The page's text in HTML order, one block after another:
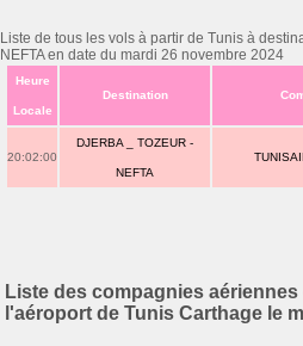
Liste de tous les vols à partir de Tunis à
NEFTA en date du mardi 26 novembre 2024
Heure
Locale
Destination
20:02:00
DJERBA _ TOZEUR -
NEFTA
Liste des compagnies
l'aéroport de Tunis Carthage le